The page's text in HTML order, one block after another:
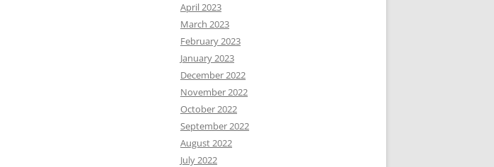
April 2023
March 2023
February 2023
January 2023
December 2022
November 2022
October 2022
September 2022
August 2022
July 2022